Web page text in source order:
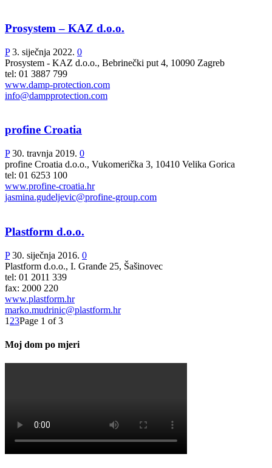
Prosystem – KAZ d.o.o.
P 3. siječnja 2022. 0
Prosystem - KAZ d.o.o., Bebrinečki put 4, 10090 Zagreb
tel: 01 3887 799
www.damp-protection.com
info@dampprotection.com
profine Croatia
P 30. travnja 2019. 0
profine Croatia d.o.o., Vukomerička 3, 10410 Velika Gorica
tel: 01 6253 100
www.profine-croatia.hr
jasmina.gudeljevic@profine-group.com
Plastform d.o.o.
P 30. siječnja 2016. 0
Plastform d.o.o., I. Granđe 25, Šašinovec
tel: 01 2011 339
fax: 2000 220
www.plastform.hr
marko.mudrinic@plastform.hr
1 23Page 1 of 3
Moj dom po mjeri